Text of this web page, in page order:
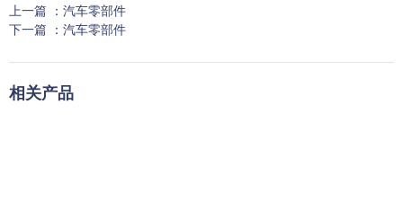
上一篇 ： 汽车零部件
下一篇 ： 汽车零部件
相关产品